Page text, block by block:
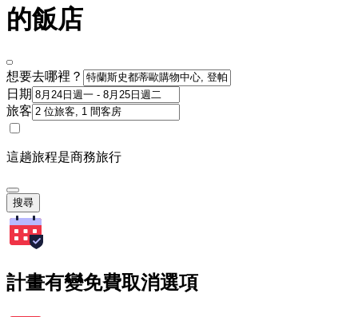
的飯店
想要去哪裡？
日期
旅客
這趟旅程是商務旅行
搜尋
計畫有變免費取消選項